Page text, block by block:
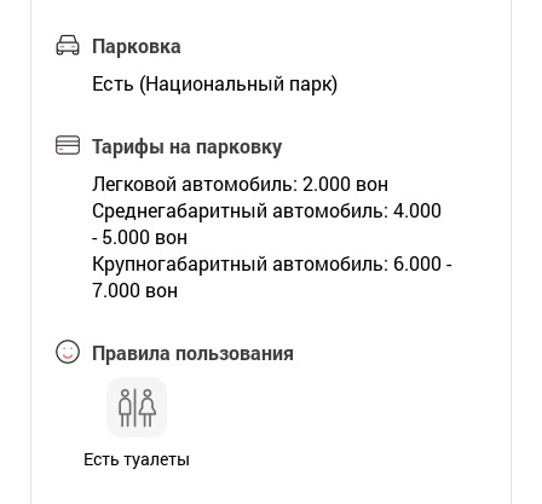
Парковка
Есть (Национальный парк)
Тарифы на парковку
Легковой автомобиль: 2.000 вон
Среднегабаритный автомобиль: 4.000
- 5.000 вон
Крупногабаритный автомобиль: 6.000 -
7.000 вон
Правила пользования
Есть туалеты